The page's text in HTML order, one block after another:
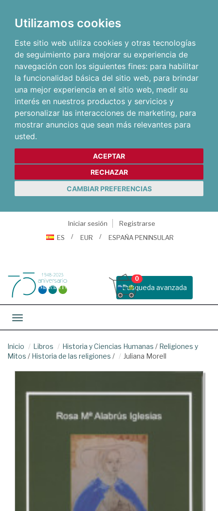
Utilizamos cookies
Este sitio web utiliza cookies y otras tecnologías
de seguimiento para mejorar su experiencia de
navegación con los siguientes fines: para habilitar
la funcionalidad básica del sitio web, para brindar
una mejor experiencia en el sitio web, medir su
interés en nuestros productos y servicios y
personalizar las interacciones de marketing, para
mostrar anuncios que sean más relevantes para
usted.
ACEPTAR
RECHAZAR
CAMBIAR PREFERENCIAS
Iniciar sesión
Registrarse
ES
EUR ESPAÑA PENINSULAR
Busqueda avanzada
0
Toggle navigation
Inicio Libros Historia y Ciencias Humanas / Religiones y
Mitos / Historia de las religiones / Juliana Morell